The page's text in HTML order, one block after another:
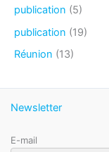
publication (5)
publication (19)
Réunion (13)
Newsletter
E-mail